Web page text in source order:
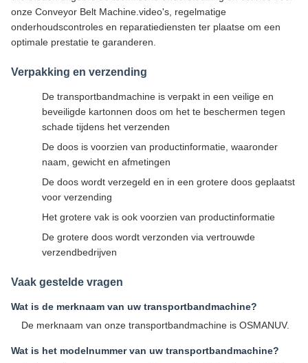
onze Conveyor Belt Machine.video's, regelmatige
onderhoudscontroles en reparatiediensten ter plaatse om een
optimale prestatie te garanderen.
Verpakking en verzending
De transportbandmachine is verpakt in een veilige en
beveiligde kartonnen doos om het te beschermen tegen
schade tijdens het verzenden
De doos is voorzien van productinformatie, waaronder
naam, gewicht en afmetingen
De doos wordt verzegeld en in een grotere doos geplaatst
voor verzending
Het grotere vak is ook voorzien van productinformatie
De grotere doos wordt verzonden via vertrouwde
verzendbedrijven
Vaak gestelde vragen
Wat is de merknaam van uw transportbandmachine?
De merknaam van onze transportbandmachine is OSMANUV.
Wat is het modelnummer van uw transportbandmachine?